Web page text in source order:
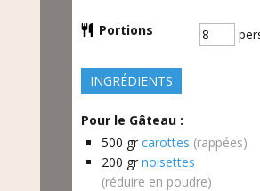
Portions
INGRÉDIENTS
Pour le Gâteau :
500 gr carottes (rappées)
200 gr noisettes
(réduire en poudre)